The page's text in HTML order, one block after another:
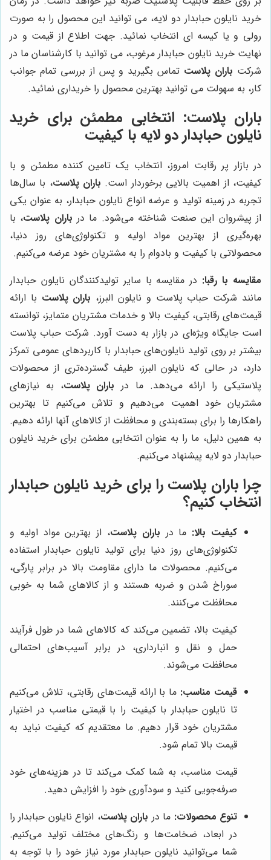
خرید نایلون حبابدار دو لایه، می توانید این محصول را به صورت
رولی و یا کیسه ای انتخاب نمائید. جهت اطلاع از قیمت و در
نهایت خرید نایلون حبابدار مرغوب، می توانید با کارشناسان ما در
شرکت باران پلاست تماس بگیرید و پس از بررسی تمام جوانب
کار، به سهولت می توانید بهترین محصول را خریداری نمائید.
باران پلاست: انتخابی مطمئن برای خرید
نایلون حبابدار دو لایه با کیفیت
در بازار پر رقابت امروز، انتخاب یک تامین کننده مطمئن و با
کیفیت، از اهمیت بالایی برخوردار است. باران پلاست، با سال‌ها
تجربه در زمینه تولید و عرضه انواع نایلون حبابدار، به عنوان یکی
از پیشروان این صنعت شناخته می‌شود. ما در باران پلاست، با
بهره‌گیری از بهترین مواد اولیه و تکنولوژی‌های روز دنیا،
محصولاتی با کیفیت و بادوام را به مشتریان خود عرضه می‌کنیم.
مقایسه با رقبا: در مقایسه با سایر تولیدکنندگان نایلون حبابدار
مانند شرکت حباب پلاست و نایلون البرز، باران پلاست با ارائه
قیمت‌های رقابتی، کیفیت بالا و خدمات مشتریان متمایز، توانسته
است جایگاه ویژه‌ای در بازار به دست آورد. شرکت حباب پلاست
بیشتر بر روی تولید نایلون‌های حبابدار با کاربردهای عمومی تمرکز
دارد، در حالی که نایلون البرز، طیف گسترده‌تری از محصولات
پلاستیکی را ارائه می‌دهد. ما در باران پلاست، به نیازهای
مشتریان خود اهمیت می‌دهیم و تلاش می‌کنیم تا بهترین
راهکارها را برای بسته‌بندی و محافظت از کالاهای آنها ارائه دهیم.
به همین دلیل، ما را به عنوان انتخابی مطمئن برای خرید نایلون
حبابدار دو لایه پیشنهاد می‌کنیم.
چراباران پلاست را برای خرید نایلون حبابدار
انتخاب کنیم؟
کیفیت بالا: ما در باران پلاست، از بهترین مواد اولیه و
تکنولوژی‌های روز دنیا برای تولید نایلون حبابدار استفاده
می‌کنیم. محصولات ما دارای مقاومت بالا در برابر پارگی،
سوراخ شدن و ضربه هستند و از کالاهای شما به خوبی
محافظت می‌کنند.
کیفیت بالا، تضمین می‌کند که کالاهای شما در طول فرآیند
حمل و نقل و انبارداری، در برابر آسیب‌های احتمالی
محافظت می‌شوند.
قیمت مناسب: ما با ارائه قیمت‌های رقابتی، تلاش می‌کنیم
تا نایلون حبابدار با کیفیت را با قیمتی مناسب در اختیار
مشتریان خود قرار دهیم. ما معتقدیم که کیفیت نباید به
قیمت بالا تمام شود.
قیمت مناسب، به شما کمک می‌کند تا در هزینه‌های خود
صرفه‌جویی کنید و سودآوری خود را افزایش دهید.
تنوع محصولات: ما در باران پلاست، انواع نایلون حبابدار را
در ابعاد، ضخامت‌ها و رنگ‌های مختلف تولید می‌کنیم.
شما می‌توانید نایلون حبابدار مورد نیاز خود را با توجه به